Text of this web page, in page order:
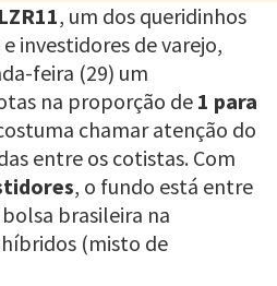
, um dos queridinhos
investidores de varejo,
feira (29) um
na proporção de 1 para
chamar atenção do
entre os cotistas. Com
, o fundo está entre
brasileira na
(misto de